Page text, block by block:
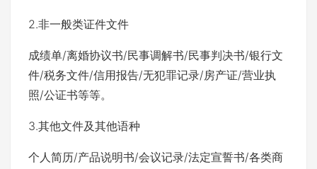
2.非一般类证件文件
成绩单/离婚协议书/民事调解书/民事判决书/银行文
件/税务文件/信用报告/无犯罪记录/房产证/营业执
照/公证书等等。
3.其他文件及其他语种
个人简历/产品说明书/会议记录/法定宣誓书/各类商